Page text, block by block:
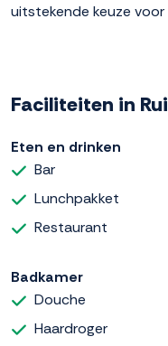
uitstekende keuze voor
Faciliteiten in
Eten en drinken
Bar
Lunchpakket
Restaurant
Badkamer
Douche
Haardroger